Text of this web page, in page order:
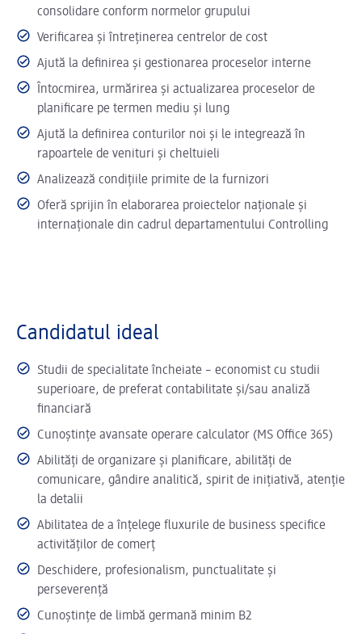
consolidare conform normelor grupului
Verificarea și întreținerea centrelor de cost
Ajută la definirea și gestionarea proceselor interne
Întocmirea, urmărirea și actualizarea proceselor de
planificare pe termen mediu și lung
Ajută la definirea conturilor noi și le integrează în
rapoartele de venituri și cheltuieli
Analizează condițiile primite de la furnizori
Oferă sprijin în elaborarea proiectelor naționale și
internaționale din cadrul departamentului Controlling
Candidatul ideal
Studii de specialitate încheiate – economist cu studii
superioare, de preferat contabilitate și/sau analiză
financiară
Cunoştinţe avansate operare calculator (MS Office 365)
Abilități de organizare și planificare, abilități de
comunicare, gândire analitică, spirit de inițiativă, atenție
la detalii
Abilitatea de a înțelege fluxurile de business specifice
activităților de comerț
Deschidere, profesionalism, punctualitate şi
perseverenţă
Cunoştinţe de limbă germană minim B2